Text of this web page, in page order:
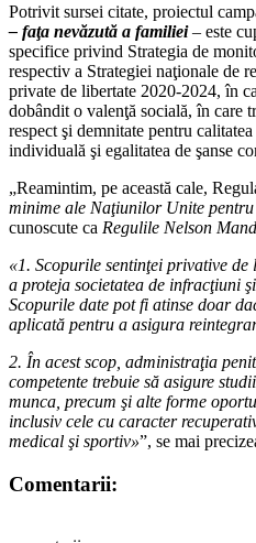
Potrivit sursei citate, proiectul
– faţa nevăzută a familiei– este
specifice privind Strategia de
respectiv a Strategiei naţionale de
private de libertate 2020-2024, în
dobândit o valenţă socială, în care
respect şi demnitate pentru
individuală şi egalitatea de şanse
„Reamintim, pe această cale,
minime ale Naţiunilor Unite
cunoscute ca Regulile Nelson
«1. Scopurile sentinţei privative
a proteja societatea de infracţiuni
Scopurile date pot fi atinse doar
aplicată pentru a asigura
2. În acest scop, administraţia
competente trebuie să asigure
munca, precum şi alte forme
inclusiv cele cu caracter
medical şi sportiv»”, se mai
Comentarii: